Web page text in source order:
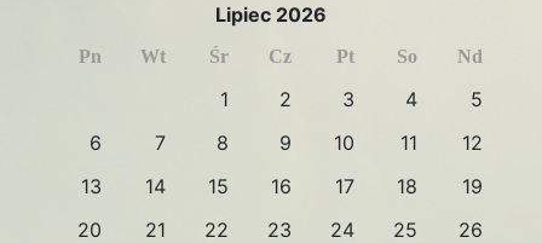
Lipiec 2026
Pn Wt Śr Cz Pt So Nd
1 2 3 4
5
6
7 8 9 10 11
12
13
14 15 16 17 18
19
20
21 22 23 24 25
26